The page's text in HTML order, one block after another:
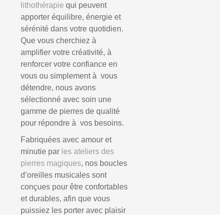
lithothérapie qui peuvent
apporter équilibre, énergie et
sérénité dans votre quotidien.
Que vous cherchiez à
amplifier votre créativité, à
renforcer votre confiance en
vous ou simplement à vous
détendre, nous avons
sélectionné avec soin une
gamme de pierres de qualité
pour répondre à vos besoins.
Fabriquées avec amour et
minutie par les ateliers des
pierres magiques, nos boucles
d’oreilles musicales sont
conçues pour être confortables
et durables, afin que vous
puissiez les porter avec plaisir